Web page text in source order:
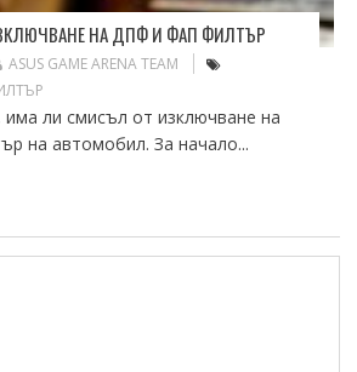
НА ДПФ И ФАП ФИЛТЪР
ASUS GAME ARENA TEAM
ли смисъл от изключване на
на автомобил. За начало...